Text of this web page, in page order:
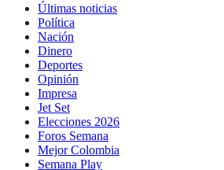
Últimas noticias
Política
Nación
Dinero
Deportes
Opinión
Impresa
Jet Set
Elecciones 2026
Foros Semana
Mejor Colombia
Semana Play